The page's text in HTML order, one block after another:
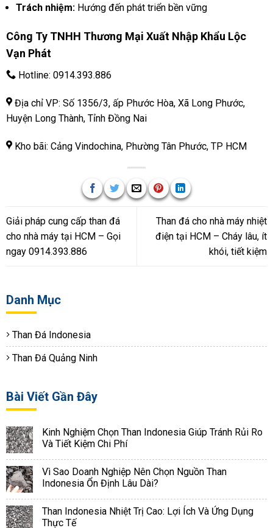
Danh Mục
Than Đá Indonesia
Than Đá Quảng Ninh
Bài Viết Gần Đây
Kinh Nghiệm Chọn Than Indonesia Giúp Tránh Rủi Ro
Và Tiết Kiệm Chi Phí
Vì Sao Doanh Nghiệp Nên Chọn Nguồn Than
Indonesia Ổn Định Lâu Dài?
Than Indonesia Nhiệt Trị Cao: Lợi Ích Và Ứng Dụng
Thực Tế
Trách nhiệm:Hướng đến phát triển bền vững
Công Ty TNHH Thương Mại Xuất Nhập Khẩu Lộc
Vạn Phát
Hotline: 0914.393.886
Địa chỉ VP: Số 1356/3, ấp Phước Hòa, Xã Long Phước,
Huyện Long Thành, Tỉnh Đồng Nai
Kho bãi: Cảng Vindochina, Phường Tân Phước, TP HCM
Giải pháp cung cấp than đá
cho nhà máy tại HCM – Gọi
ngay 0914.393.886
Than đá cho nhà máy nhiệt
điện tại HCM – Cháy lâu, ít
khói, tiết kiệm